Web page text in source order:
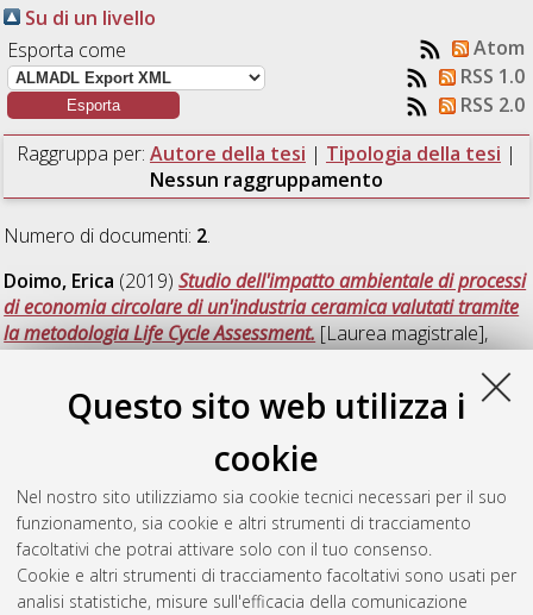
Questo sito web utilizza i
cookie
Nel nostro sito utilizziamo sia cookie tecnici necessari per il suo
funzionamento, sia cookie e altri strumenti di tracciamento
facoltativi che potrai attivare solo con il tuo consenso.
Cookie e altri strumenti di tracciamento facoltativi sono usati per
analisi statistiche, misure sull'efficacia della comunicazione
Su di un livello
Esporta come
Atom
RSS 1.0
RSS 2.0
Raggruppa per: Autore della tesi | Tipologia della tesi |
Nessun raggruppamento
Numero di documenti: 2.
Doimo, Erica (2019)Studio dell'impatto ambientale di processi
di economia circolare di un'industria ceramica valutati tramite
la metodologia Life Cycle Assessment.[Laurea magistrale],
Università di Bologna, Corso di Studio inAnalisi e gestione
, Documento full-text
non disponibile
Analisi del ciclo di vita della
origine vitivinicola dell’azienda Caviro Extra.[Laurea
magistrale], Università di Bologna, Corso di Studio inAnalisi e
gestione dell'ambiente [LM-DM270] - Ravenna, Documento
full-text non disponibile